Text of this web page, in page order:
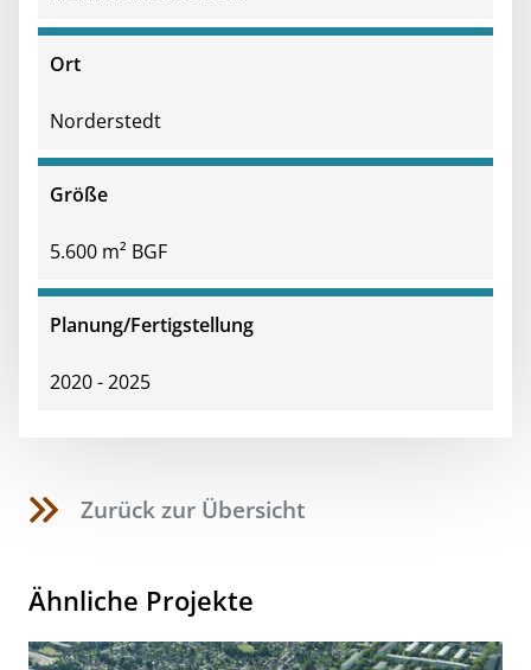
Ort
Norderstedt
Größe
5.600 m² BGF
Planung/Fertigstellung
2020 - 2025
Zurück zur Übersicht
Ähnliche Projekte